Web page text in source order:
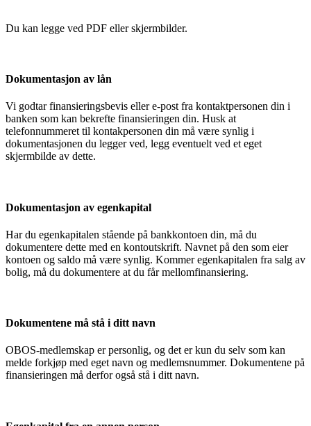
Du kan legge ved PDF eller skjermbilder.
Dokumentasjon av lån
Vi godtar finansieringsbevis eller e-post fra kontaktpersonen din i
banken som kan bekrefte finansieringen din. Husk at
telefonnummeret til kontakpersonen din må være synlig i
dokumentasjonen du legger ved, legg eventuelt ved et eget
skjermbilde av dette.
Dokumentasjon av egenkapital
Har du egenkapitalen stående på bankkontoen din, må du
dokumentere dette med en kontoutskrift. Navnet på den som eier
kontoen og saldo må være synlig. Kommer egenkapitalen fra salg av
bolig, må du dokumentere at du får mellomfinansiering.
Dokumentene må stå i ditt navn
OBOS-medlemskap er personlig, og det er kun du selv som kan
melde forkjøp med eget navn og medlemsnummer. Dokumentene på
finansieringen må derfor også stå i ditt navn.